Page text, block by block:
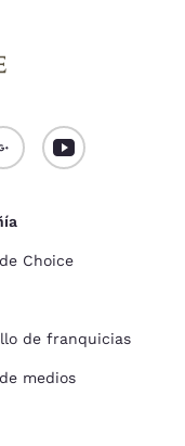
Choice
de franquicias
medios